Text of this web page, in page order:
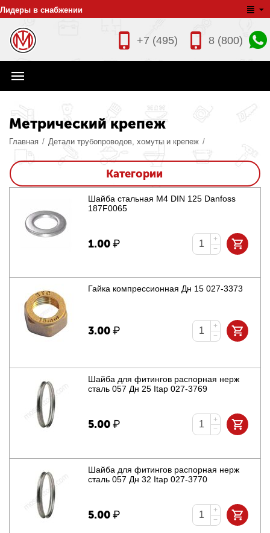
Лидеры в снабжении
8 (800)
+7 (495)
Метрический крепеж
Главная / Детали трубопроводов, хомуты и крепеж /
Категории
Шайба стальная М4 DIN 125 Danfoss
187F0065
1.00₽
+
−
Гайка компрессионная Дн 15 027-3373
3.00₽
+
−
Шайба для фитингов распорная нерж
сталь 057 Дн 25 Itap 027-3769
5.00₽
+
−
Шайба для фитингов распорная нерж
сталь 057 Дн 32 Itap 027-3770
5.00₽
+
−